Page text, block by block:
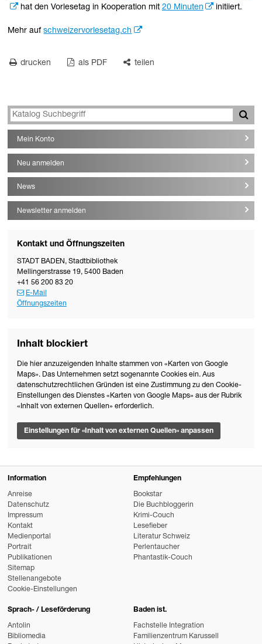
hat den Vorlesetag in Kooperation mit 20 Minuten initiiert.
Mehr aufschweizervorlesetag.ch
drucken als PDF teilen
Mein Konto
Neu anmelden
News
Newsletter anmelden
Kontakt und Öffnungszeiten
STADT BADEN , Stadtbibliothek
Mellingerstrasse 19, 5400 Baden
+41 56 200 83 20
E-Mail
Öffnungszeiten
Inhalt blockiert
Die hier anzuzeigenden Inhalte stammen von «Karten von Google
Maps». Das Unternehmen setzt sogenannte Cookies ein. Aus
datenschutzrechtlichen Gründen ist eine Zustimmung zu den Cookie-
Einstellungen des Dienstes «Karten von Google Maps» aus der Rubrik
«Inhalt von externen Quellen» erforderlich.
Einstellungen für «Inhalt von externen Quellen» anpassen
Information
Anreise
Datenschutz
Impressum
Kontakt
Medienportal
Portrait
Publikationen
Sitemap
Stellenangebote
Cookie-Einstellungen
Empfehlungen
Bookstar
Die Buchbloggerin
Krimi-Couch
Lesefieber
Literatur Schweiz
Perlentaucher
Phantastik-Couch
Sprach- / Leseförderung
Antolin
Bibliomedia
Baden ist.
Fachstelle Integration
Familienzentrum Karussell